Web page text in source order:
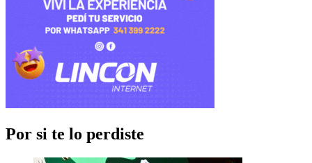
Por si te lo perdiste